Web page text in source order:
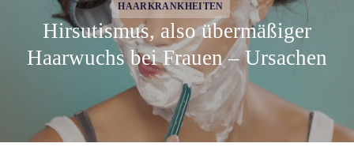
HAARKRANKHEITEN
Hirsutismus, also übermäßiger
Haarwuchs bei Frauen – Ursachen